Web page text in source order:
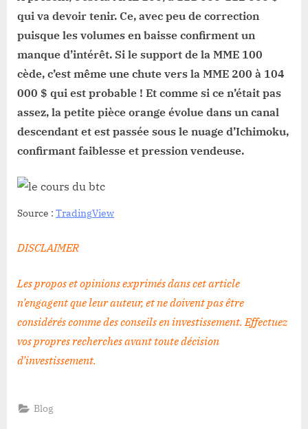
qui va devoir tenir. Ce, avec peu de correction
puisque les volumes en baisse confirment un
manque d’intérêt. Si le support de la MME 100
cède, c’est même une chute vers la MME 200 à 104
000 $ qui est probable ! Et comme si ce n’était pas
assez, la petite pièce orange évolue dans un canal
descendant et est passée sous le nuage d’Ichimoku,
confirmant faiblesse et pression vendeuse.
Source : TradingView
DISCLAIMER
Les propos et opinions exprimés dans cet article
n’engagent que leur auteur, et ne doivent pas être
considérés comme des conseils en investissement. Effectuez
vos propres recherches avant toute décision
d’investissement.
Blog